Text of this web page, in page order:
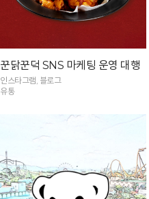
꾼닭꾼덕 SNS 마케팅 운영 대행
인스타그램, 블로그
유통